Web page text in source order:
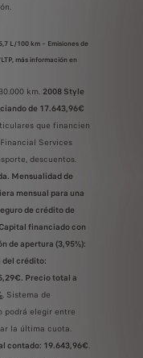
L/100 km – Emisiones de
más información en
km. 2008 Style
de 17.643,96€
que financien
Services
descuentos.
Mensualidad de
mensual para una
de crédito de
financiado con
de apertura (3,95%):
del crédito:
Precio total a
. Sistema de
podrá elegir entre
la última cuota.
contado: 19.643,96€.